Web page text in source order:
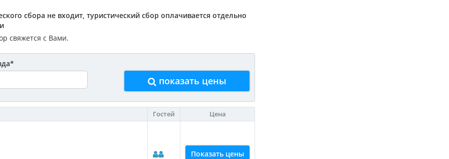
сбора не входит, туристический сбор оплачивается отдельно
свяжется с Вами.
*
показать цены
Гостей
Цена
Показать цены